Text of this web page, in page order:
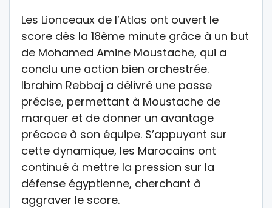
Les Lionceaux de l’Atlas ont ouvert le
score dès la 18ème minute grâce à un but
de Mohamed Amine Moustache, qui a
conclu une action bien orchestrée.
Ibrahim Rebbaj a délivré une passe
précise, permettant à Moustache de
marquer et de donner un avantage
précoce à son équipe. S’appuyant sur
cette dynamique, les Marocains ont
continué à mettre la pression sur la
défense égyptienne, cherchant à
aggraver le score.